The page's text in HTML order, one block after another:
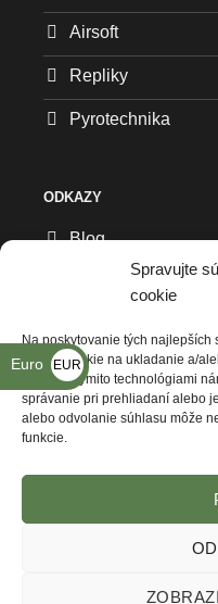
Spravujte
cookie
Na poskytovanie tých najlepších
súbory cookie na ukladanie a/
Súhlas s týmito technológiami
správanie pri prehliadaní alebo
alebo odvolanie súhlasu môže
funkcie.
Airsoft
Repliky
Pyrotechnika
ODKAZY
Blog
Všeobecné
Ochrana
Kde nás nájdete
VŠEOBECNÉ
Euro
EUR
€